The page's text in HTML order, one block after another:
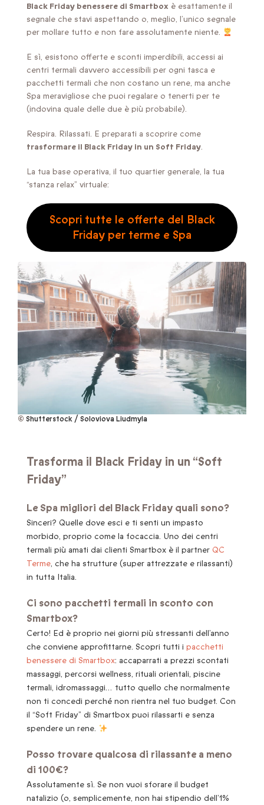
Black Friday benessere di Smartbox è esattamente il
segnale che stavi aspettando o, meglio, l’unico segnale
per mollare tutto e non fare assolutamente niente.
E sì, esistono offerte e sconti imperdibili, accessi ai
centri termali davvero accessibili per ogni tasca e
pacchetti termali che non costano un rene, ma anche
Spa meravigliose che puoi regalare o tenerti per te
(indovina quale delle due è più probabile).
Respira. Rilassati. E preparati a scoprire come
trasformare il Black Friday in un Soft Friday.
La tua base operativa, il tuo quartier generale, la tua
“stanza relax” virtuale:
Scopri tutte le offerte del Black
Friday per terme e Spa
© Shutterstock / Soloviova Liudmyla
Trasforma il Black Friday in un “Soft
Friday”
Le Spa migliori del Black Friday quali sono?
Sinceri? Quelle dove esci e ti senti un impasto
morbido, proprio come la focaccia. Uno dei centri
termali più amati dai clienti Smartbox è il partner QC
Terme, che ha strutture (super attrezzate e rilassanti)
in tutta Italia.
Ci sono pacchetti termali in sconto con
Smartbox?
Certo! Ed è proprio nei giorni più stressanti dell’anno
che conviene approfittarne. Scopri tutti i pacchetti
benessere di Smartbox: accaparrati a prezzi scontati
massaggi, percorsi wellness, rituali orientali, piscine
termali, idromassaggi… tutto quello che normalmente
non ti concedi perché non rientra nel tuo budget. Con
il “Soft Friday” di Smartbox puoi rilassarti e senza
spendere un rene.
Posso trovare qualcosa di rilassante a meno
di 100€?
Assolutamente sì. Se non vuoi sforare il budget
natalizio (o, semplicemente, non hai stipendio dell’1%